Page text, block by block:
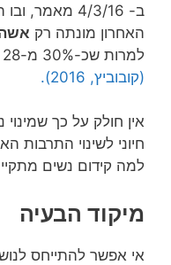
ב- 4/3/16 מאמר,
האחרון מונתה רקאשה אחת
למרות שכ-30% מ-28 אלף השוטרים בארגון הינן נשים
(קובוביץ, 2016).
אין חולק על כך שמינוי
חיוני לשינוי התרבות
למה קידום נשים
מיקוד הבעיה
אי אפשר להתייחס